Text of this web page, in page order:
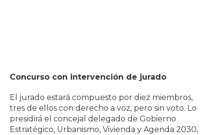
Concurso con intervención de jurado
El jurado estará compuesto por diez miembros,
tres de ellos con derecho a voz, pero sin voto. Lo
presidirá el concejal delegado de Gobierno
Estratégico, Urbanismo, Vivienda y Agenda 2030,